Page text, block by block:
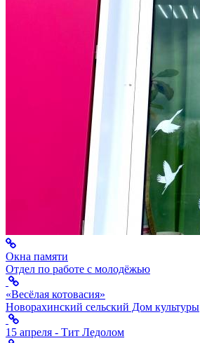
Окна памяти
Отдел по работе с молодёжью
«Весёлая котовасия»
Новорахинский сельский Дом культуры
15 апреля - Тит Ледолом